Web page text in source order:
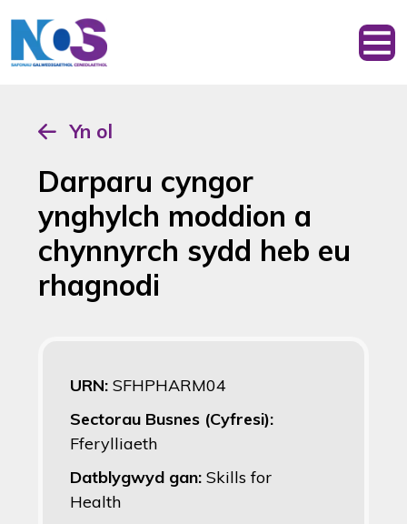
Yn ol
Darparu cyngor
ynghylch moddion a
chynnyrch sydd heb eu
rhagnodi
URN: SFHPHARM04
Sectorau Busnes (Cyfresi):
Fferylliaeth
Datblygwyd gan: Skills for
Health